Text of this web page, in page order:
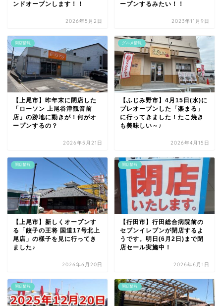
ンドオープンします！！
2026年5月2日
ープンするみたい！！
2023年11月9日
開店情報
【上尾市】昨年末に閉店した
「ローソン 上尾谷津観音前
店」の跡地に動きが！何がオ
ープンするの？
2026年5月21日
グルメ情報
【ふじみ野市】4月15日(水)に
プレオープンした「楽まる」
に行ってきました！たこ焼き
も美味しい～♪
2026年4月15日
開店情報
【上尾市】新しくオープンす
る「餃子の王将 国道17号北上
尾店」の様子を見に行ってき
ました♪
2026年6月20日
開店情報
【行田市】行田総合病院前の
セブンイレブンが閉店するよ
うです。明日(6月2日)まで閉
店セール実施中！
2026年6月1日
開店情報 開店情報